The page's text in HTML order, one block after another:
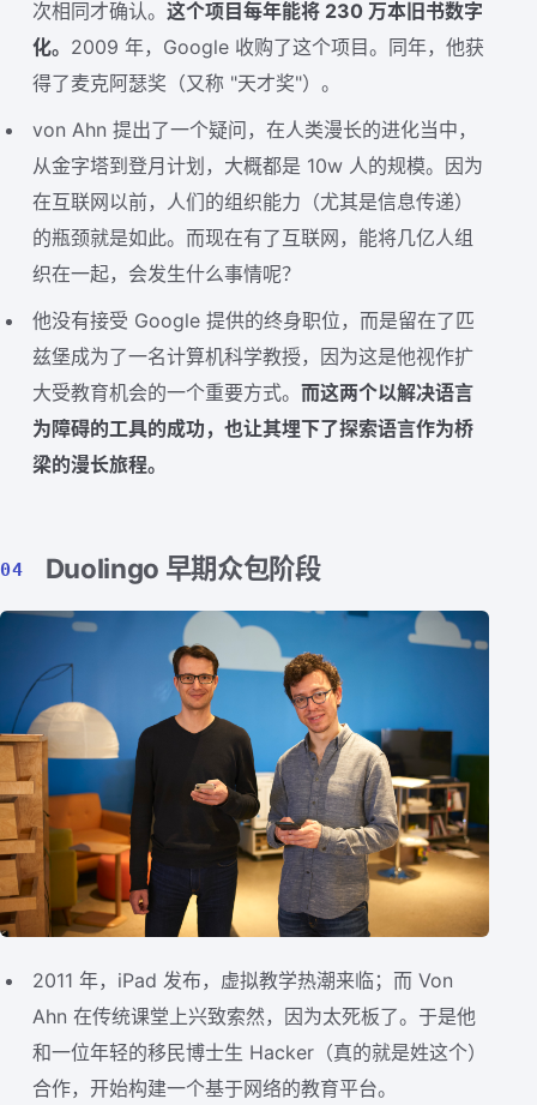
次相同才确认。这个项目每年能将 230 万本旧书数字
化。 2009 年，Google 收购了这个项目。同年，他获
得了麦克阿瑟奖（又称 "天才奖"）。
von Ahn 提出了一个疑问，在人类漫长的进化当中，
从金字塔到登月计划，大概都是 10w 人的规模。因为
在互联网以前，人们的组织能力（尤其是信息传递）
的瓶颈就是如此。而现在有了互联网，能将几亿人组
织在一起，会发生什么事情呢？
他没有接受 Google 提供的终身职位，而是留在了匹
兹堡成为了一名计算机科学教授，因为这是他视作扩
大受教育机会的一个重要方式。而这两个以解决语言
为障碍的工具的成功，也让其埋下了探索语言作为桥
梁的漫长旅程。
04 Duolingo 早期众包阶段
2011 年，iPad 发布，虚拟教学热潮来临；而 Von
Ahn 在传统课堂上兴致索然，因为太死板了。于是他
和一位年轻的移民博士生 Hacker（真的就是姓这个）
合作，开始构建一个基于网络的教育平台。